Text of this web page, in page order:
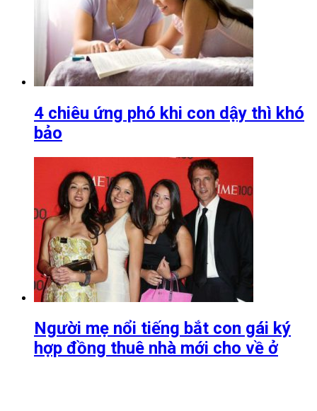
4 chiêu ứng phó khi con dậy thì khó
bảo
Người mẹ nổi tiếng bắt con gái ký
hợp đồng thuê nhà mới cho về ở